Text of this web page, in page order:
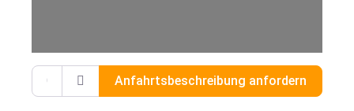
Gib deinen Standort ein.
Anfahrtsbeschreibung anfordern